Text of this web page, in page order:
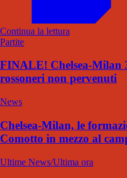
Continua la lettura
Partite
FINALE! Chelsea-Milan
rossoneri non pervenuti
News
Chelsea-Milan, le
Comotto in mezzo al
Ultime News/Ultima ora